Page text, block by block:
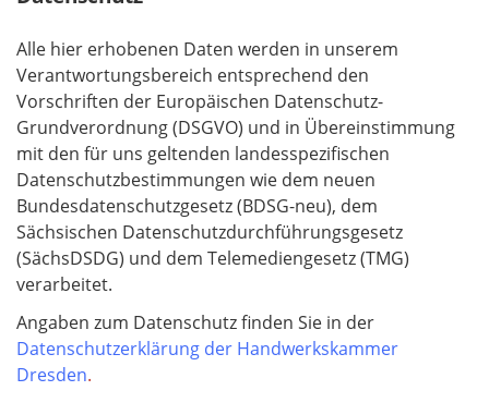
Alle hier erhobenen Daten werden in unserem
Verantwortungsbereich entsprechend den
Vorschriften der Europäischen Datenschutz-
Grundverordnung (DSGVO) und in Übereinstimmung
mit den für uns geltenden landesspezifischen
Datenschutzbestimmungen wie dem neuen
Bundesdatenschutzgesetz (BDSG-neu), dem
Sächsischen Datenschutzdurchführungsgesetz
(SächsDSDG) und dem Telemediengesetz (TMG)
verarbeitet.
Angaben zum Datenschutz finden Sie in der
Datenschutzerklärung der Handwerkskammer
Dresden.